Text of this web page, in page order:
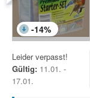
-14%
Leider verpasst!
Gültig: 11.01. -
17.01.